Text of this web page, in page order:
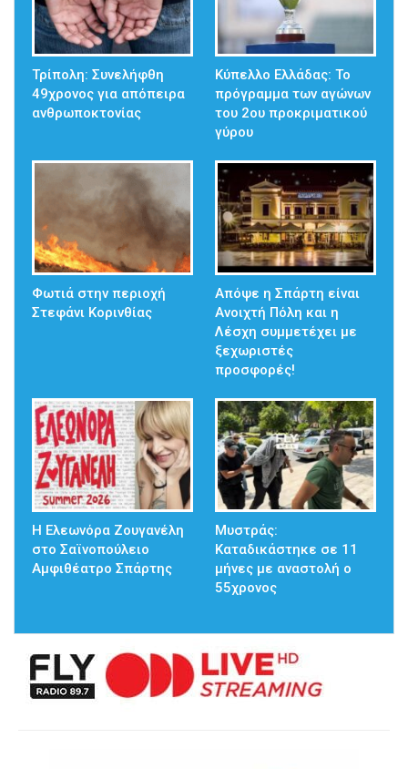
Τρίπολη: Συνελήφθη
49χρονος για απόπειρα
ανθρωποκτονίας
Κύπελλο Ελλάδας: Το
πρόγραμμα των αγώνων
του 2ου προκριματικού
γύρου
Φωτιά στην περιοχή
Στεφάνι Κορινθίας
Απόψε η Σπάρτη είναι
Ανοιχτή Πόλη και η
Λέσχη συμμετέχει με
ξεχωριστές
προσφορές!
Η Ελεωνόρα Ζουγανέλη
στο Σαϊνοπούλειο
Αμφιθέατρο Σπάρτης
Μυστράς:
Καταδικάστηκε σε 11
μήνες με αναστολή ο
55χρονος